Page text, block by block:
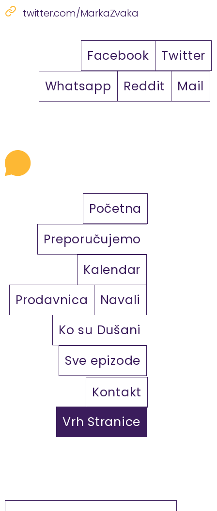
twitter.com/MarkaZvaka
Facebook
Twitter
Whatsapp
Reddit Mail
Početna
Preporučujemo
Kalendar
Prodavnica
Navali
Ko su Dušani
Sve epizode
Kontakt
Vrh Stranice